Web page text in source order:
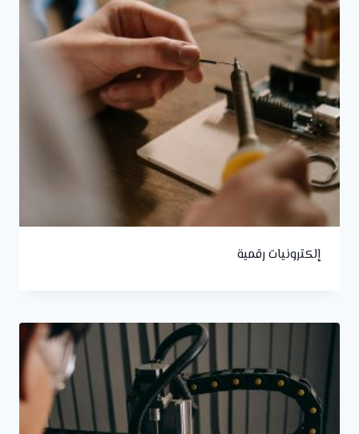
إلكترونيات رقمية